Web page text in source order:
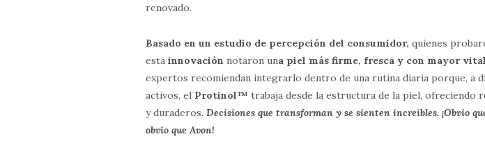
renovado.
Basado en un estudio de percepción del consumidor,quienes
esta innovación notaron una piel más firme, fresca y con mayor
expertos recomiendan integrarlo dentro de una rutina diaria porque, a
activos, el Protinol™ trabaja desde la estructura de la piel, ofreciendo
y duraderos.Decisiones que transforman y se sienten increíbles. ¡Obvio
obvio que Avon!